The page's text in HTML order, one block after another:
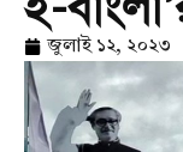
জুলাই ১২, ২০২৩